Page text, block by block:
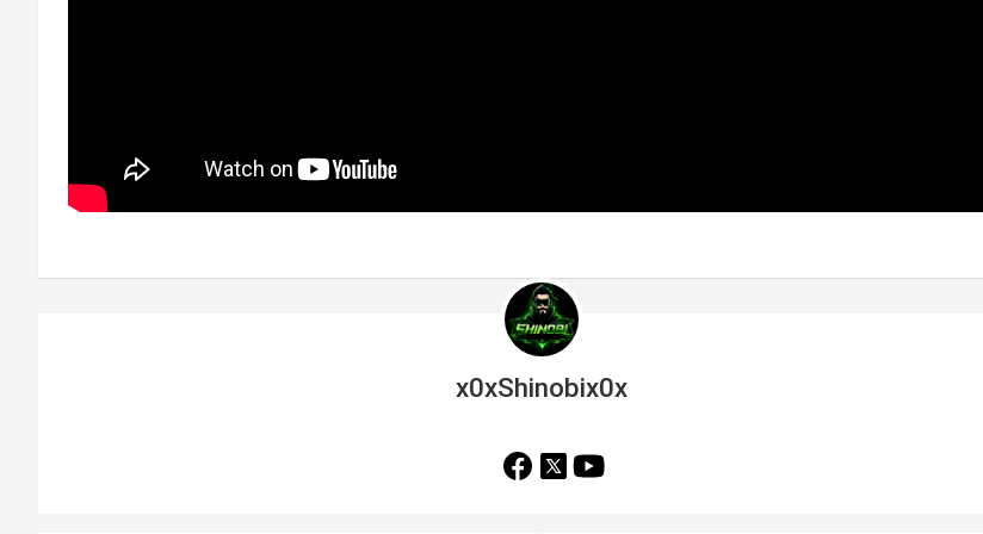
x0xShinobix0x